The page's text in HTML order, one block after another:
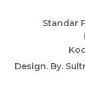
Standar
Design. By.